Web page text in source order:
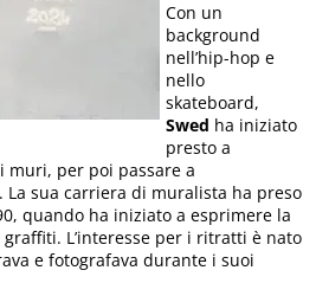
Con un
background
nell’hip-hop e
nello
skateboard,
Swed ha iniziato
presto a
per poi passare a
sua carriera di muralista ha preso
quando ha iniziato a esprimere la
L’interesse per i ritratti è nato
e fotografava durante i suoi